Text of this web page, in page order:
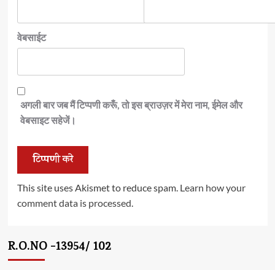
वेबसाईट
अगली बार जब मैं टिप्पणी करूँ, तो इस ब्राउज़र में मेरा नाम, ईमेल और
वेबसाइट सहेजें।
This site uses Akismet to reduce spam. Learn how your
comment data is processed.
R.O.NO -13954/ 102